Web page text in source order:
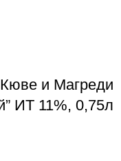
и Магреди
ИТ 11%, 0,75л